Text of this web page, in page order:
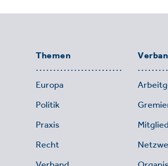
Themen
Europa
Politik
Praxis
Recht